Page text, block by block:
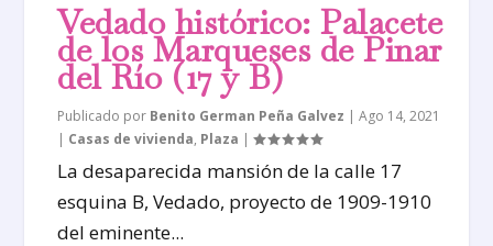
Vedado histórico: Palacete
de los Marqueses de Pinar
del Río (17 y B)
Publicado por Benito German Peña Galvez |Ago 14, 2021
| Casas de vivienda, Plaza |
La desaparecida mansión de la calle 17
esquina B, Vedado, proyecto de 1909-1910
del eminente...